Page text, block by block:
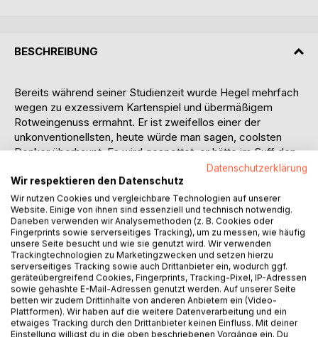
BESCHREIBUNG
Bereits während seiner Studienzeit wurde Hegel mehrfach
wegen zu exzessivem Kartenspiel und übermäßigem
Rotweingenuss ermahnt. Er ist zweifellos einer der
unkonventionellsten, heute würde man sagen, coolsten
Denker überhaupt. Es wird gespottet, er hätte im Suff den
„Weltgeist“ entdeckt. Tatsächlich aber ist seine
Welterklärung bis heute faszinierend und topaktuell.
Hegel hat als erster Philosoph die Dimension des
„Werdens“ in seiner ganzen Tragweite erkannt. Man kann
ihn mit Recht als den Charles Darwin der Philosophie
bezeichnen. Denn alles, wirklich alles, so Hegel, ist in
ständiger Bewegung. Das menschliche Leben hat ebenso
Prozesscharakter wie die Natur und die Geschichte. Ein
Mensch kommt als Säugling zur Welt, wird zum Kind, zum
Jugendlichen und schließlich zum Erwachsenen. Auch die
Geschichte der Menschheit schreitet von einfachsten
Anfängen immer weiter voran. Eine Epoche folgt der
Datenschutzerklärung
Wir respektieren den Datenschutz
Wir nutzen Cookies und vergleichbare Technologien auf unserer
Website. Einige von ihnen sind essenziell und technisch notwendig.
Daneben verwenden wir Analysemethoden (z. B. Cookies oder
Fingerprints sowie serverseitiges Tracking), um zu messen, wie häufig
unsere Seite besucht und wie sie genutzt wird. Wir verwenden
Trackingtechnologien zu Marketingzwecken und setzen hierzu
serverseitiges Tracking sowie auch Drittanbieter ein, wodurch ggf.
geräteübergreifend Cookies, Fingerprints, Tracking-Pixel, IP-Adressen
sowie gehashte E-Mail-Adressen genutzt werden. Auf unserer Seite
betten wir zudem Drittinhalte von anderen Anbietern ein (Video-
Plattformen). Wir haben auf die weitere Datenverarbeitung und ein
etwaiges Tracking durch den Drittanbieter keinen Einfluss. Mit deiner
Einstellung willigst du in die oben beschriebenen Vorgänge ein. Du